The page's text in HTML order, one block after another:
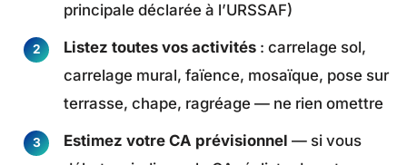
principale déclarée à l’URSSAF)
Listez toutes vos activités : carrelage sol,
carrelage mural, faïence, mosaïque, pose sur
terrasse, chape, ragréage — ne rien omettre
Estimez votre CA prévisionnel — si vous